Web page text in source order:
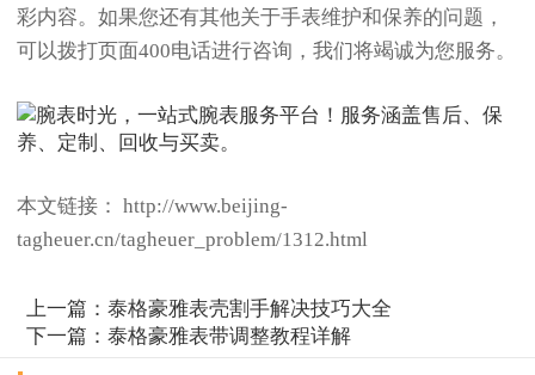
彩内容。如果您还有其他关于手表维护和保养的问题，
可以拨打页面400电话进行咨询，我们将竭诚为您服务。
本文链接： http://www.beijing-
tagheuer.cn/tagheuer_problem/1312.html
上一篇：泰格豪雅表壳割手解决技巧大全
下一篇：泰格豪雅表带调整教程详解